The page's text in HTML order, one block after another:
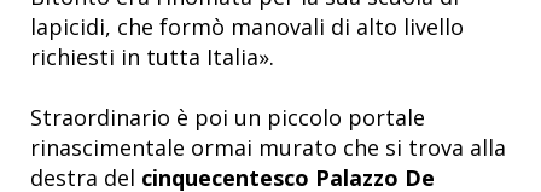
lapicidi, che formò manovali di alto livello
richiesti in tutta Italia».
Straordinario è poi un piccolo portale
rinascimentale ormai murato che si trova alla
destra del cinquecentesco Palazzo De